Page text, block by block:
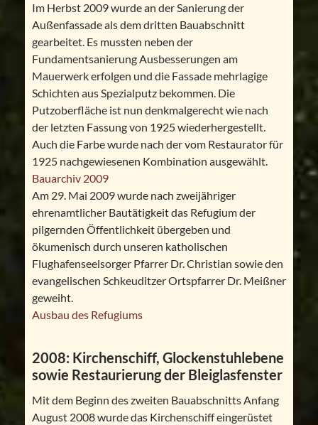
Im Herbst 2009 wurde an der Sanierung der
Außenfassade als dem dritten Bauabschnitt
gearbeitet. Es mussten neben der
Fundamentsanierung Ausbesserungen am
Mauerwerk erfolgen und die Fassade mehrlagige
Schichten aus Spezialputz bekommen. Die
Putzoberfläche ist nun denkmalgerecht wie nach
der letzten Fassung von 1925 wiederhergestellt.
Auch die Farbe wurde nach der vom Restaurator für
1925 nachgewiesenen Kombination ausgewählt.
Bauarchiv 2009
Am 29. Mai 2009 wurde nach zweijähriger
ehrenamtlicher Bautätigkeit das Refugium der
pilgernden Öffentlichkeit übergeben und
ökumenisch durch unseren katholischen
Flughafenseelsorger Pfarrer Dr. Christian sowie den
evangelischen Schkeuditzer Ortspfarrer Dr. Meißner
geweiht.
Ausbau des Refugiums
2008: Kirchenschiff, Glockenstuhlebene
sowie Restaurierung der Bleiglasfenster
Mit dem Beginn des zweiten Bauabschnitts Anfang
August 2008 wurde das Kirchenschiff eingerüstet